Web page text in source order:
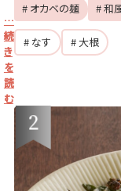
# オカベの麺 # 和
# なす
# 大根
…
続
き
を
読
む